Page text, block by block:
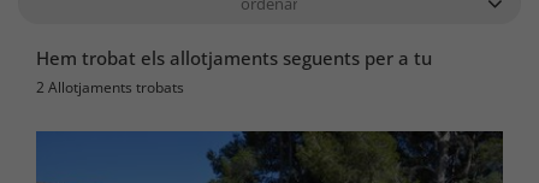
Hem trobat els allotjaments seguents per a tu
2 Allotjaments trobats